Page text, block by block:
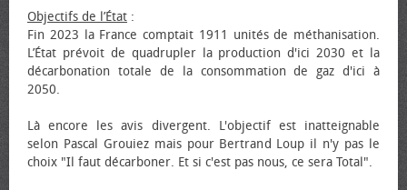
Objectifs de l’État :
Fin 2023 la France comptait 1911 unités de méthanisation.
L’État prévoit de quadrupler la production d'ici 2030 et la
décarbonation totale de la consommation de gaz d'ici à
2050.
Là encore les avis divergent. L'objectif est inatteignable
selon Pascal Grouiez mais pour Bertrand Loup il n'y pas le
choix "Il faut décarboner. Et si c'est pas nous, ce sera Total".